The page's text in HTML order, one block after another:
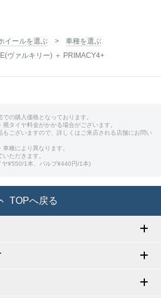
イールを選ぶ
車種を選ぶ
ヴァルキリー) ＋ PRIMACY4+
の購入価格となっております。
タイヤ料金がかかる場合がございます。
もございますので、詳しくはご来店される店舗にお問い
種により異なります。
ただきます。
¥550/1本、バルブ¥440円/1本)
TOPへ戻る